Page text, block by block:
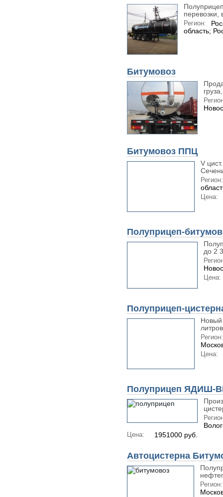
перевозки,
Регион:
область;
Битумовоз
Битумовоз ППЦ
V
Регион:
Цена:
Полуприцеп-
до 2
Цена:
Полуприцеп-
Новый
Регион:
Цена:
Полуприцеп ЯДИШ-
Цена: 1951000 руб.
Автоцистерна
Регион: